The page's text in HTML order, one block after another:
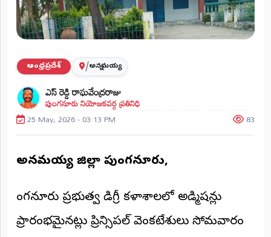
ప్రాంతీయ
వార్తలు
(STATE)
తెలంగాణ
ఆంధ్రప్రదేశ్
ప్రధాన
విభాగాలు
భక్తి
క్రీడలు
ఆంధ్రప్రదేశ్ /అన్నమయ్య
ఎస్ రెడ్డి రాఘవేంద్రరాజు
పుంగనూరు నియోజకవర్గ ప్రతినిధి
25 May, 2026 - 03:13 PM 83
అన్నమయ్య జిల్లా పుంగనూరు,
పుంగనూరు ప్రభుత్వ డిగ్రీ కళాశాలలో అడ్మిషన్లు
ప్రారంభమైనట్లు ప్రిన్సిపల్ వెంకటేశులు సోమవారం